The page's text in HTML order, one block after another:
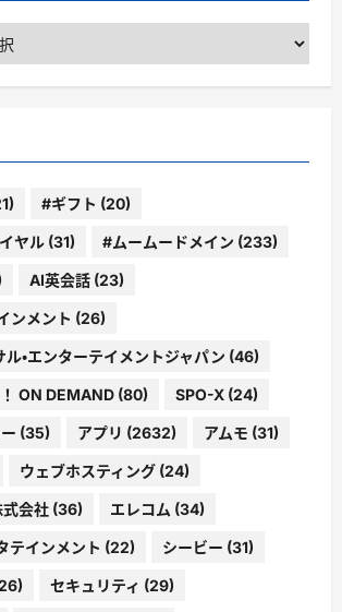
#ギフト (20)
ヤル (31) #ムームードメイン (233)
AI英会話 (23)
ンメント (26)
・エンターテイメントジャパン (46)
ON DEMAND (80) SPO-X (24)
(35) アプリ (2632) アムモ (31)
ウェブホスティング (24)
式会社 (36) エレコム (34)
テインメント (22) シービー (31)
セキュリティ (29)